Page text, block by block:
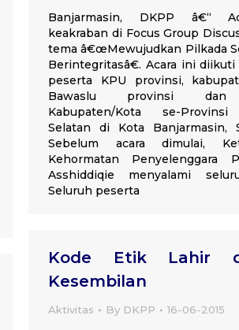
Banjarmasin, DKPP â€“
keakraban di Focus Group
tema â€œMewujudkan Pilkada
Berintegritasâ€. Acara ini
peserta KPU provinsi,
Bawaslu provinsi dan
Kabupaten/Kota se-Provinsi
Selatan di Kota Banjarmasin,
Sebelum acara dimulai,
Kehormatan Penyelenggara
Asshiddiqie menyalami
Seluruh peserta
Kode Etik Lahir
Kesembilan
Aktivitas By DKPP 16-06-2015